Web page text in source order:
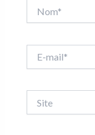
mail*